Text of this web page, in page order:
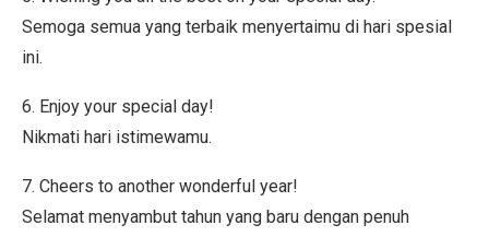
Semoga semua yang terbaik menyertaimu di hari spesial
ini.
6. Enjoy your special day!
Nikmati hari istimewamu.
7. Cheers to another wonderful year!
Selamat menyambut tahun yang baru dengan penuh